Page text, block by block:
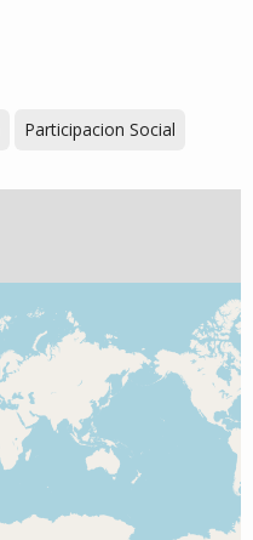
Participacion Social